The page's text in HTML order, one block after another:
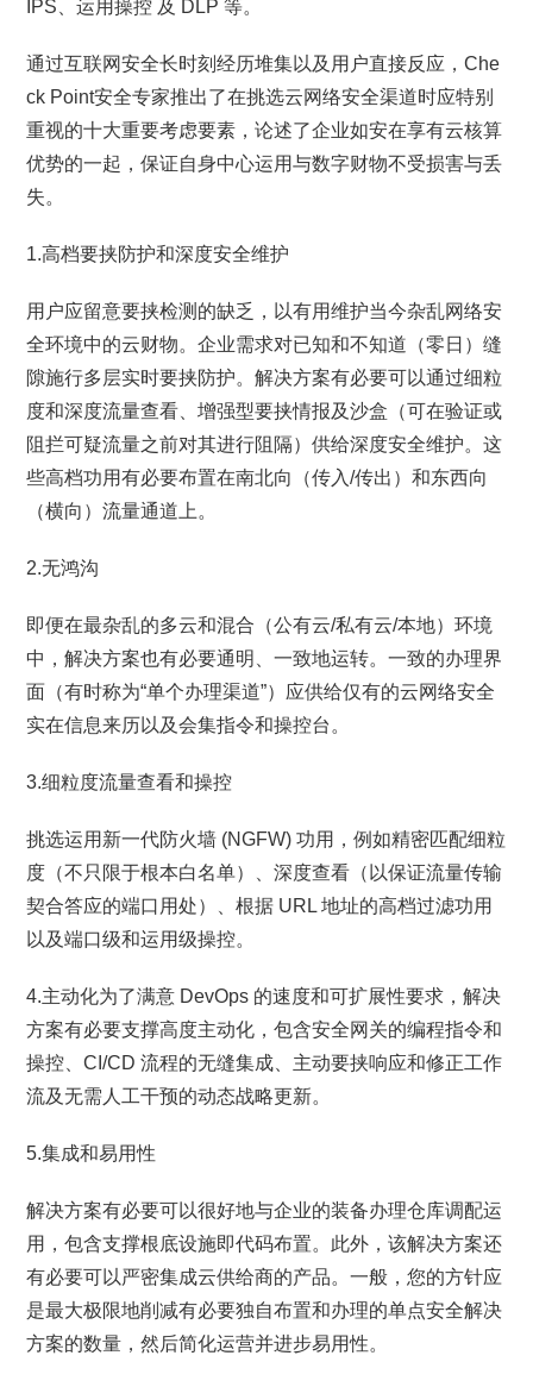
IPS、运用操控 及 DLP 等。
通过互联网安全长时刻经历堆集以及用户直接反应，Che
ck Point安全专家推出了在挑选云网络安全渠道时应特别
重视的十大重要考虑要素，论述了企业如安在享有云核算
优势的一起，保证自身中心运用与数字财物不受损害与丢
失。
1.高档要挟防护和深度安全维护
用户应留意要挟检测的缺乏，以有用维护当今杂乱网络安
全环境中的云财物。企业需求对已知和不知道（零日）缝
隙施行多层实时要挟防护。解决方案有必要可以通过细粒
度和深度流量查看、增强型要挟情报及沙盒（可在验证或
阻拦可疑流量之前对其进行阻隔）供给深度安全维护。这
些高档功用有必要布置在南北向（传入/传出）和东西向
（横向）流量通道上。
2.无鸿沟
即便在最杂乱的多云和混合（公有云/私有云/本地）环境
中，解决方案也有必要通明、一致地运转。一致的办理界
面（有时称为“单个办理渠道”）应供给仅有的云网络安全
实在信息来历以及会集指令和操控台。
3.细粒度流量查看和操控
挑选运用新一代防火墙 (NGFW) 功用，例如精密匹配细粒
度（不只限于根本白名单）、深度查看（以保证流量传输
契合答应的端口用处）、根据 URL 地址的高档过滤功用
以及端口级和运用级操控。
4.主动化为了满意 DevOps 的速度和可扩展性要求，解决
方案有必要支撑高度主动化，包含安全网关的编程指令和
操控、CI/CD 流程的无缝集成、主动要挟响应和修正工作
流及无需人工干预的动态战略更新。
5.集成和易用性
解决方案有必要可以很好地与企业的装备办理仓库调配运
用，包含支撑根底设施即代码布置。此外，该解决方案还
有必要可以严密集成云供给商的产品。一般，您的方针应
是最大极限地削减有必要独自布置和办理的单点安全解决
方案的数量，然后简化运营并进步易用性。